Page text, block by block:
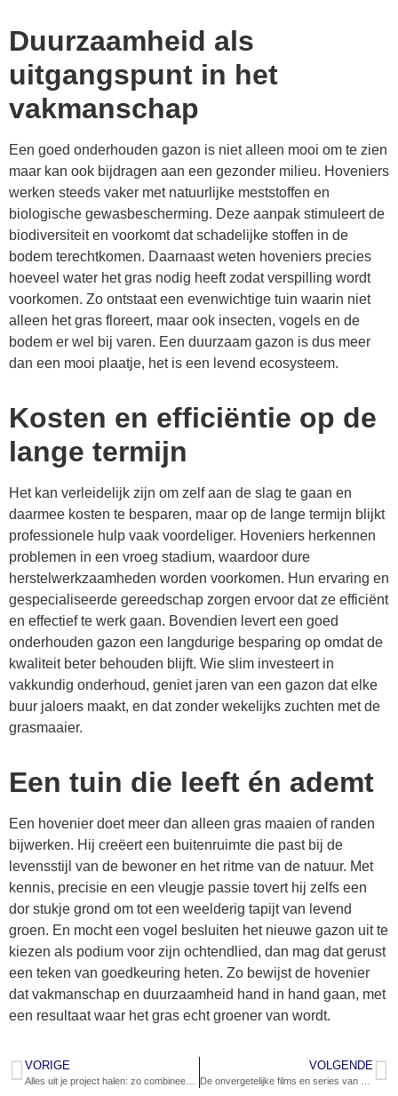
Duurzaamheid als
uitgangspunt in het
vakmanschap
Een goed onderhouden gazon is niet alleen mooi om te zien
maar kan ook bijdragen aan een gezonder milieu. Hoveniers
werken steeds vaker met natuurlijke meststoffen en
biologische gewasbescherming. Deze aanpak stimuleert de
biodiversiteit en voorkomt dat schadelijke stoffen in de
bodem terechtkomen. Daarnaast weten hoveniers precies
hoeveel water het gras nodig heeft zodat verspilling wordt
voorkomen. Zo ontstaat een evenwichtige tuin waarin niet
alleen het gras floreert, maar ook insecten, vogels en de
bodem er wel bij varen. Een duurzaam gazon is dus meer
dan een mooi plaatje, het is een levend ecosysteem.
Kosten en efficiëntie op de
lange termijn
Het kan verleidelijk zijn om zelf aan de slag te gaan en
daarmee kosten te besparen, maar op de lange termijn blijkt
professionele hulp vaak voordeliger. Hoveniers herkennen
problemen in een vroeg stadium, waardoor dure
herstelwerkzaamheden worden voorkomen. Hun ervaring en
gespecialiseerde gereedschap zorgen ervoor dat ze efficiënt
en effectief te werk gaan. Bovendien levert een goed
onderhouden gazon een langdurige besparing op omdat de
kwaliteit beter behouden blijft. Wie slim investeert in
vakkundig onderhoud, geniet jaren van een gazon dat elke
buur jaloers maakt, en dat zonder wekelijks zuchten met de
grasmaaier.
Een tuin die leeft én ademt
Een hovenier doet meer dan alleen gras maaien of randen
bijwerken. Hij creëert een buitenruimte die past bij de
levensstijl van de bewoner en het ritme van de natuur. Met
kennis, precisie en een vleugje passie tovert hij zelfs een
dor stukje grond om tot een weelderig tapijt van levend
groen. En mocht een vogel besluiten het nieuwe gazon uit te
kiezen als podium voor zijn ochtendlied, dan mag dat gerust
een teken van goedkeuring heten. Zo bewijst de hovenier
dat vakmanschap en duurzaamheid hand in hand gaan, met
een resultaat waar het gras echt groener van wordt.
VORIGE VOLGENDE